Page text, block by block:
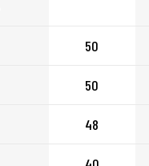
50
50
48